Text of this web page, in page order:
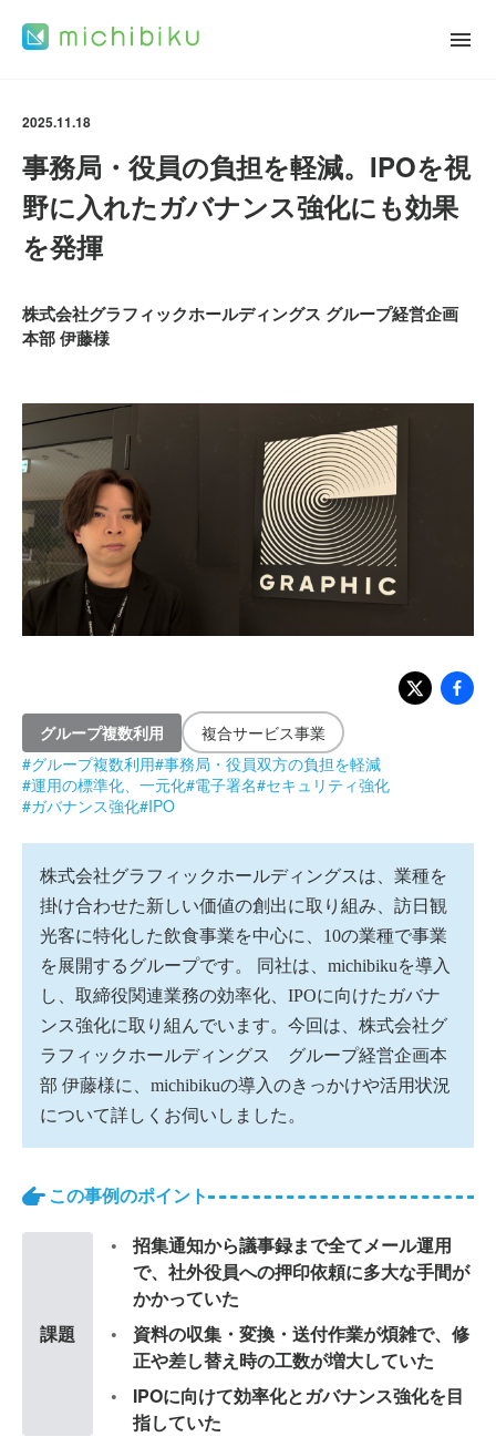
2025.11.18
事務局・役員の負担を軽減。IPOを視
野に入れたガバナンス強化にも効果
を発揮
株式会社グラフィックホールディングス グループ経営企画
本部 伊藤様
グループ複数利用
複合サービス事業
#グループ複数利用#事務局・役員双方の負担を軽減
#運用の標準化、一元化#電子署名#セキュリティ強化
#ガバナンス強化#IPO
株式会社グラフィックホールディングスは、業種を
掛け合わせた新しい価値の創出に取り組み、訪日観
光客に特化した飲食事業を中心に、10の業種で事業
を展開するグループです。 同社は、michibikuを導入
し、取締役関連業務の効率化、IPOに向けたガバナ
ンス強化に取り組んでいます。今回は、株式会社グ
ラフィックホールディングス グループ経営企画本
部 伊藤様に、michibikuの導入のきっかけや活用状況
について詳しくお伺いしました。
この事例のポイント
課題
招集通知から議事録まで全てメール運用
で、社外役員への押印依頼に多大な手間が
かかっていた
資料の収集・変換・送付作業が煩雑で、修
正や差し替え時の工数が増大していた
IPOに向けて効率化とガバナンス強化を目
指していた